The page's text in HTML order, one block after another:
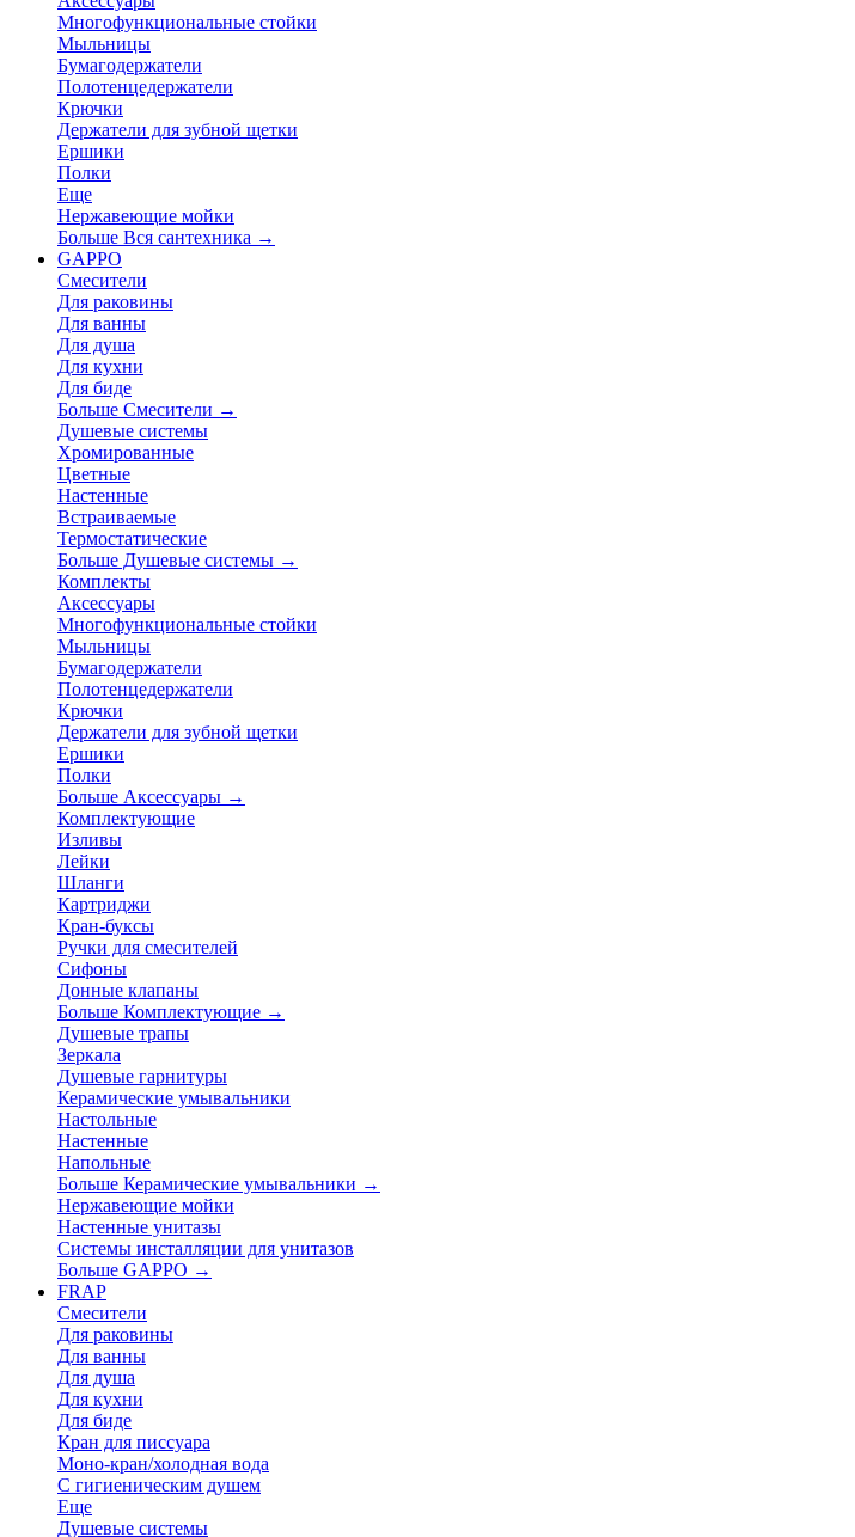
Многофункциональные стойки
Мыльницы
Бумагодержатели
Полотенцедержатели
Крючки
Держатели для зубной щетки
Ершики
Полки
Еще
Нержавеющие мойки
Больше Вся сантехника →
GAPPO
Смесители
Для раковины
Для ванны
Для душа
Для кухни
Для биде
Больше Смесители →
Душевые системы
Хромированные
Цветные
Настенные
Встраиваемые
Термостатические
Больше Душевые системы →
Комплекты
Аксессуары
Многофункциональные стойки
Мыльницы
Бумагодержатели
Полотенцедержатели
Крючки
Держатели для зубной щетки
Ершики
Полки
Больше Аксессуары →
Комплектующие
Изливы
Лейки
Шланги
Картриджи
Кран-буксы
Ручки для смесителей
Сифоны
Донные клапаны
Больше Комплектующие →
Душевые трапы
Зеркала
Душевые гарнитуры
Керамические умывальники
Настольные
Настенные
Напольные
Больше Керамические умывальники →
Нержавеющие мойки
Настенные унитазы
Системы инсталляции для унитазов
Больше GAPPO →
FRAP
Смесители
Для раковины
Для ванны
Для душа
Для кухни
Для биде
Кран для писсуара
Моно-кран/холодная вода
С гигиеническим душем
Еще
Душевые системы